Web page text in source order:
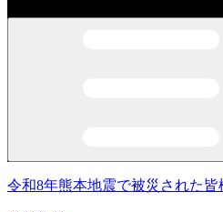
令和8年熊本地震で被災された皆